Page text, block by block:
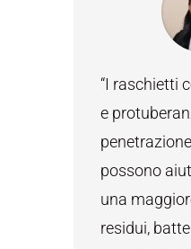
“I raschietti
e
possono
una
residui,